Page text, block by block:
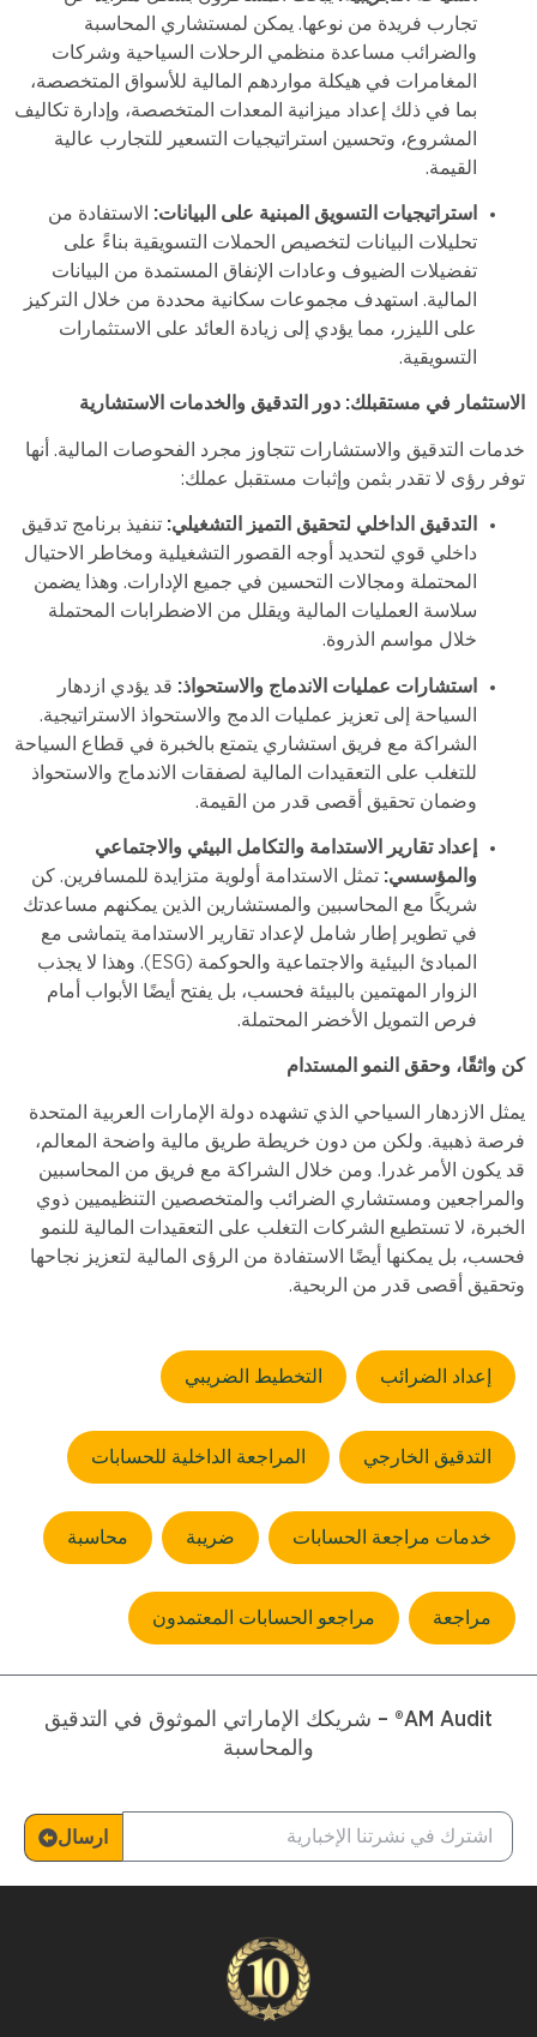
تجارب فريدة من نوعها. يمكن لمستشاري المحاسبة
والضرائب مساعدة منظمي الرحلات السياحية وشركات
المغامرات في هيكلة مواردهم المالية للأسواق المتخصصة،
بما في ذلك إعداد ميزانية المعدات المتخصصة، وإدارة تكاليف
المشروع، وتحسين استراتيجيات التسعير للتجارب عالية
القيمة.
استراتيجيات التسويق المبنية على البيانات: الاستفادة من
تحليلات البيانات لتخصيص الحملات التسويقية بناءً على
تفضيلات الضيوف وعادات الإنفاق المستمدة من البيانات
المالية. استهدف مجموعات سكانية محددة من خلال التركيز
على الليزر، مما يؤدي إلى زيادة العائد على الاستثمارات
التسويقية.
الاستثمار في مستقبلك: دور التدقيق والخدمات الاستشارية
خدمات التدقيق والاستشارات تتجاوز مجرد الفحوصات المالية. أنها
توفر رؤى لا تقدر بثمن وإثبات مستقبل عملك:
التدقيق الداخلي لتحقيق التميز التشغيلي: تنفيذ برنامج تدقيق
داخلي قوي لتحديد أوجه القصور التشغيلية ومخاطر الاحتيال
المحتملة ومجالات التحسين في جميع الإدارات. وهذا يضمن
سلاسة العمليات المالية ويقلل من الاضطرابات المحتملة
خلال مواسم الذروة.
استشارات عمليات الاندماج والاستحواذ: قد يؤدي ازدهار
السياحة إلى تعزيز عمليات الدمج والاستحواذ الاستراتيجية.
الشراكة مع فريق استشاري يتمتع بالخبرة في قطاع السياحة
للتغلب على التعقيدات المالية لصفقات الاندماج والاستحواذ
وضمان تحقيق أقصى قدر من القيمة.
إعداد تقارير الاستدامة والتكامل البيئي والاجتماعي
والمؤسسي: تمثل الاستدامة أولوية متزايدة للمسافرين. كن
شريكًا مع المحاسبين والمستشارين الذين يمكنهم مساعدتك
في تطوير إطار شامل لإعداد تقارير الاستدامة يتماشى مع
المبادئ البيئية والاجتماعية والحوكمة (ESG). وهذا لا يجذب
الزوار المهتمين بالبيئة فحسب، بل يفتح أيضًا الأبواب أمام
فرص التمويل الأخضر المحتملة.
كن واثقًا، وحقق النمو المستدام
يمثل الازدهار السياحي الذي تشهده دولة الإمارات العربية المتحدة
فرصة ذهبية. ولكن من دون خريطة طريق مالية واضحة المعالم،
قد يكون الأمر غدرا. ومن خلال الشراكة مع فريق من المحاسبين
والمراجعين ومستشاري الضرائب والمتخصصين التنظيميين ذوي
الخبرة، لا تستطيع الشركات التغلب على التعقيدات المالية للنمو
فحسب، بل يمكنها أيضًا الاستفادة من الرؤى المالية لتعزيز نجاحها
وتحقيق أقصى قدر من الربحية.
إعداد الضرائب التخطيط الضريبي
التدقيق الخارجي المراجعة الداخلية للحسابات
خدمات مراجعة الحسابات ضريبة محاسبة
مراجعة مراجعو الحسابات المعتمدون
AM Audit® – شريكك الإماراتي الموثوق في التدقيق
والمحاسبة
ارسال